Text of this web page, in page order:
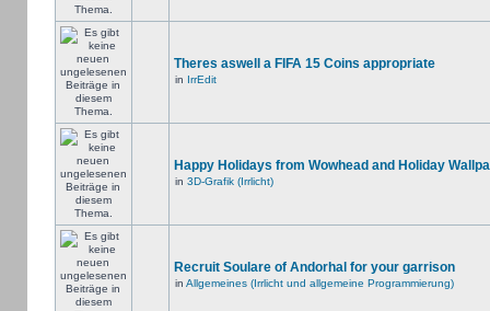
Theres aswell a FIFA 15 Coins appropriate
in IrrEdit
Happy Holidays from Wowhead and Holiday
in 3D-Grafik (Irrlicht)
Recruit Soulare of Andorhal for your garrison
in Allgemeines (Irrlicht und allgemeine Programmierung)